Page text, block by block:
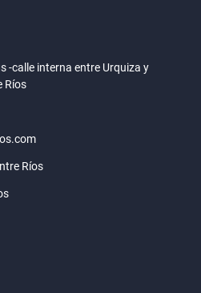
-calle interna entre Urquiza y
Ríos
Ríos